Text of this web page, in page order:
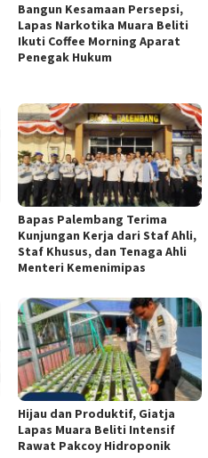
Bangun Kesamaan Persepsi,
Lapas Narkotika Muara Beliti
Ikuti Coffee Morning Aparat
Penegak Hukum
Bapas Palembang Terima
Kunjungan Kerja dari Staf Ahli,
Staf Khusus, dan Tenaga Ahli
Menteri Kemenimipas
Hijau dan Produktif, Giatja
Lapas Muara Beliti Intensif
Rawat Pakcoy Hidroponik